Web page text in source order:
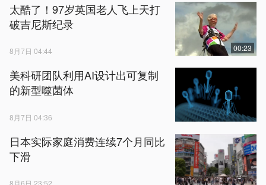
太酷了！97岁英国老人飞上天打
破吉尼斯纪录
8月7日 04:44 00:23
美科研团队利用AI设计出可复制
的新型噬菌体
8月7日 04:36
日本实际家庭消费连续7个月同比
下滑